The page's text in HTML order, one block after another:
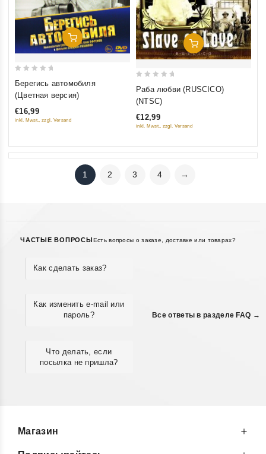
Добавить В Корзину
out
5
Берегись автомобиля
(Цветная версия)
€16,99
inkl. Mwst., zzgl. Versand
Добавить В Корзину
5
Раба любви (RUSCICO)
(NTSC)
€12,99
inkl. Mwst., zzgl. Versand
1 2 3 4 →
ЧАСТЫЕ ВОПРОСЫЕсть вопросы о заказе, доставке или товарах?
Как сделать заказ?
Как изменить e-mail или
пароль?
Что делать, если
посылка не пришла?
Все ответы в разделе FAQ →
Магазин